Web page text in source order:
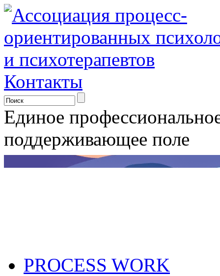
Контакты
Единое
поддерживающее поле
PROCESS WORK